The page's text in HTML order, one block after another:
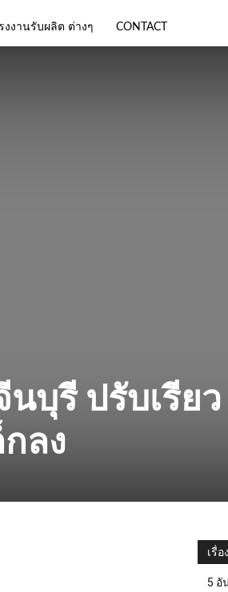
งงานรับผลิต ต่างๆ CONTACT
บุรี ปรับเรียว
ลง
เรื่
5 อั